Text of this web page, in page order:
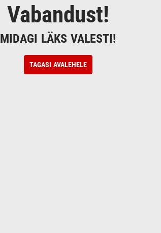
Vabandust!
MIDAGI LÄKS VALESTI!
TAGASI AVALEHELE